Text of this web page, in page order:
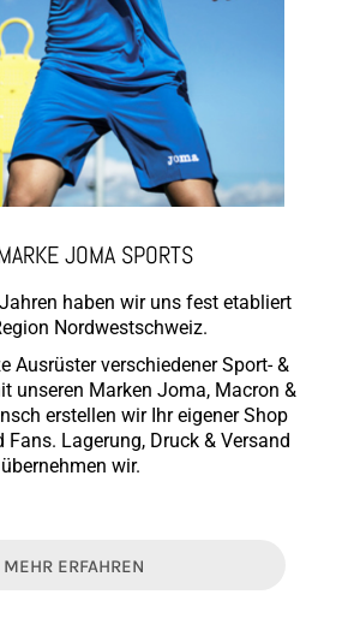
JOMA SPORTS
haben wir uns fest etabliert
Nordwestschweiz.
Ausrüster verschiedener Sport- &
unseren Marken Joma, Macron &
erstellen wir Ihr eigener Shop
Lagerung, Druck & Versand
übernehmen wir.
MEHR ERFAHREN